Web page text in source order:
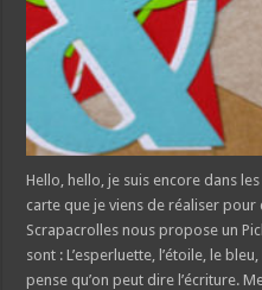
Hello, hello, je suis encore dans
carte que je viens de réaliser
Scrapacrolles nous propose un
sont : L’esperluette, l’étoile, le
pense qu’on peut dire l’écriture.